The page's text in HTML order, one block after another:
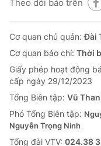
Theo dõi báo trên
Cơ quan chủ quản:Đài
Cơ quan báo chí: Thời
Giấy phép hoạt động
cấp ngày 29/12/2023
Tổng Biên tập: Vũ
Phó Tổng Biên tập:
Nguyễn Trọng Ninh
Tổng đài VTV: 024.38